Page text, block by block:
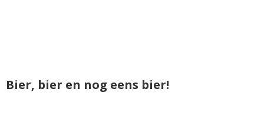
Bier, bier en nog eens bier!